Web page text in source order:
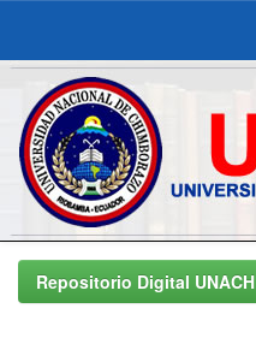
Skip
navigationRepositorio Digital UNACH